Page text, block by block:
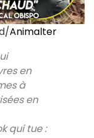
Animalter
en
à
en
qui tue :